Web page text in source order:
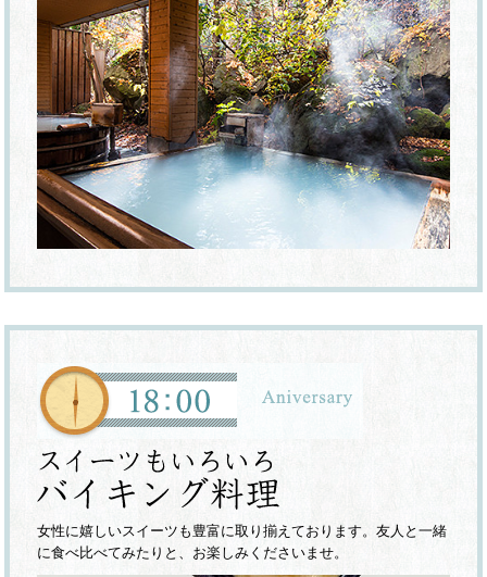
女性に嬉しいスイーツも豊富に取り揃えております。友人と一緒
に食べ比べてみたりと、お楽しみくださいませ。